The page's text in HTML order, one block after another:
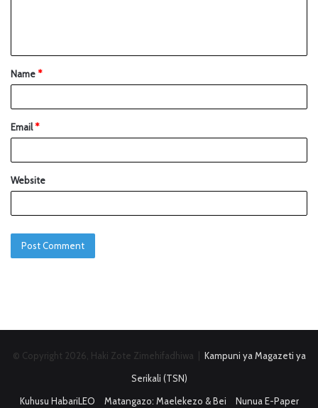
Name*
Email*
Website
© Copyright 2026, Haki Zote Zimehifadhiwa | Kampuni ya Magazeti ya
Serikali (TSN)
Kuhusu HabariLEO
Matangazo: Maelekezo & Bei Nunua E-Paper